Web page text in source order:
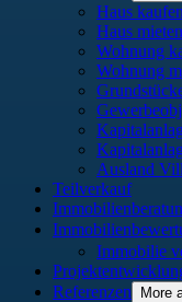
Haus kaufen
Haus mieten
Wohnung
Wohnung
Ausland
Teilverkauf
Immobilie
Referenzen
More